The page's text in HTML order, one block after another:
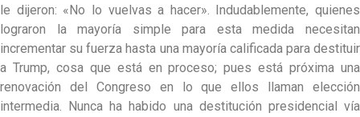
le dijeron: «No lo vuelvas a hacer». Indudablemente, quienes
lograron la mayoría simple para esta medida necesitan
incrementar su fuerza hasta una mayoría calificada para destituir
a Trump, cosa que está en proceso; pues está próxima una
renovación del Congreso en lo que ellos llaman elección
intermedia. Nunca ha habido una destitución presidencial vía